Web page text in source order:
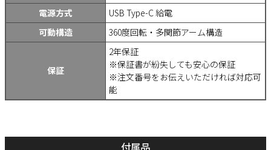
電源方式
USB Type-C 給電
可動構造
360度回転・多関節アーム構造
保証
2年保証
※保証書が紛失しても安心の保証
※注文番号をお伝えいただければ対応可
能
付属品